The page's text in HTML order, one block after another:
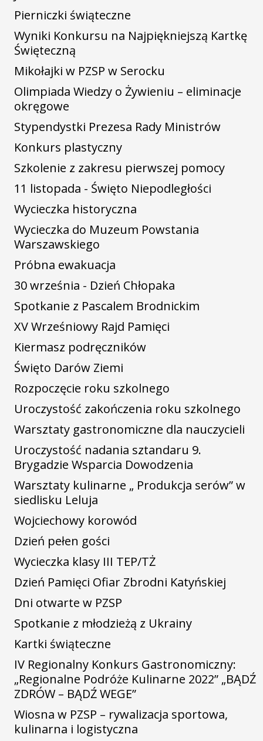
Pierniczki świąteczne
Wyniki Konkursu na Najpiękniejszą Kartkę
Święteczną
Mikołajki w PZSP w Serocku
Olimpiada Wiedzy o Żywieniu – eliminacje
okręgowe
Stypendystki Prezesa Rady Ministrów
Konkurs plastyczny
Szkolenie z zakresu pierwszej pomocy
11 listopada - Święto Niepodległości
Wycieczka historyczna
Wycieczka do Muzeum Powstania
Warszawskiego
Próbna ewakuacja
30 września - Dzień Chłopaka
Spotkanie z Pascalem Brodnickim
XV Wrześniowy Rajd Pamięci
Kiermasz podręczników
Święto Darów Ziemi
Rozpoczęcie roku szkolnego
Uroczystość zakończenia roku szkolnego
Warsztaty gastronomiczne dla nauczycieli
Uroczystość nadania sztandaru 9.
Brygadzie Wsparcia Dowodzenia
Warsztaty kulinarne „ Produkcja serów” w
siedlisku Leluja
Wojciechowy korowód
Dzień pełen gości
Wycieczka klasy III TEP/TŻ
Dzień Pamięci Ofiar Zbrodni Katyńskiej
Dni otwarte w PZSP
Spotkanie z młodzieżą z Ukrainy
Kartki świąteczne
IV Regionalny Konkurs Gastronomiczny:
„Regionalne Podróże Kulinarne 2022” „BĄDŹ
ZDRÓW – BĄDŹ WEGE”
Wiosna w PZSP – rywalizacja sportowa,
kulinarna i logistyczna